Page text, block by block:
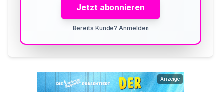
Jetzt abonnieren
Bereits Kunde? Anmelden
Anzeige